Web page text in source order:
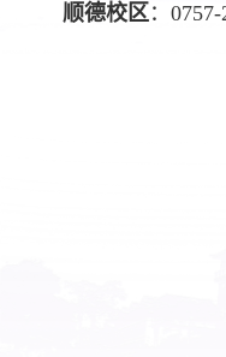
顺德校区：0757-